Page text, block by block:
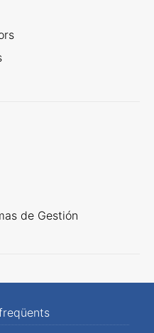
de Gestión